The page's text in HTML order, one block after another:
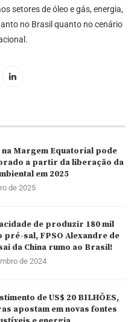
setores de óleo e gás, energia,
no Brasil quanto no cenário
Margem Equatorial pode
a partir da liberação da
em 2025
de 2025
de produzir 180 mil
sal, FPSO Alexandre de
da China rumo ao Brasil!
de 2024
de US$ 20 BILHÕES,
apostam em novas fontes